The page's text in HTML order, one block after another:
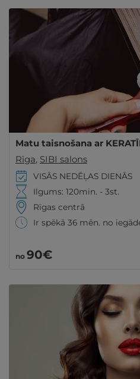
Matu taisnošana ar
Rīga, SIBI salons
VISĀS NEDĒĻAS DIENĀS
Ilgums: 120min. - 3st.
Rīgas centrā
Ir spēkā 36 mēn. no
no 90€